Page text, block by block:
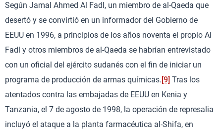
Según Jamal Ahmed Al Fadl, un miembro de al-Qaeda que
desertó y se convirtió en un informador del Gobierno de
EEUU en 1996, a principios de los años noventa el propio Al
Fadl y otros miembros de al-Qaeda se habrían entrevistado
con un oficial del ejército sudanés con el fin de iniciar un
programa de producción de armas químicas. [9] Tras los
atentados contra las embajadas de EEUU en Kenia y
Tanzania, el 7 de agosto de 1998, la operación de represalia
incluyó el ataque a la planta farmacéutica al-Shifa, en